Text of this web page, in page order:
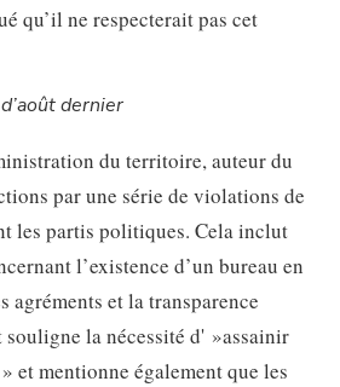
qu’il ne respecterait pas cet
dernier
du territoire, auteur du
par une série de violations de
les partis politiques. Cela inclut
l’existence d’un bureau en
agréments et la transparence
la nécessité d' »assainir
et mentionne également que les